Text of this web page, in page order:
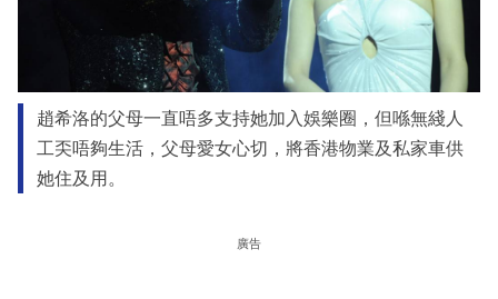
趙希洛的父母一直唔多支持她加入娛樂圈，但喺無綫人
工奀唔夠生活，父母愛女心切，將香港物業及私家車供
她住及用。
廣告